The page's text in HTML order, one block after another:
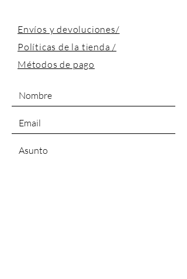
Envíos y devoluciones/
Políticas de la tienda /
Métodos de pago